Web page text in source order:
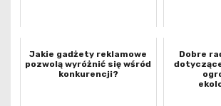
Jakie gadżety reklamowe
pozwolą wyróżnić się wśród
konkurencji?
Dobre